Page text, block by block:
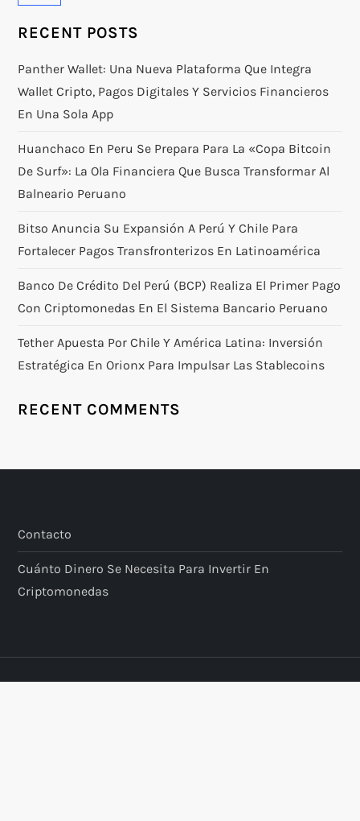
RECENT POSTS
Panther Wallet: Una Nueva Plataforma Que Integra
Wallet Cripto, Pagos Digitales Y Servicios Financieros
En Una Sola App
Huanchaco En Peru Se Prepara Para La «Copa Bitcoin
De Surf»: La Ola Financiera Que Busca Transformar Al
Balneario Peruano
Bitso Anuncia Su Expansión A Perú Y Chile Para
Fortalecer Pagos Transfronterizos En Latinoamérica
Banco De Crédito Del Perú (BCP) Realiza El Primer Pago
Con Criptomonedas En El Sistema Bancario Peruano
Tether Apuesta Por Chile Y América Latina: Inversión
Estratégica En Orionx Para Impulsar Las Stablecoins
RECENT COMMENTS
Contacto
Cuánto Dinero Se Necesita Para Invertir En
Criptomonedas